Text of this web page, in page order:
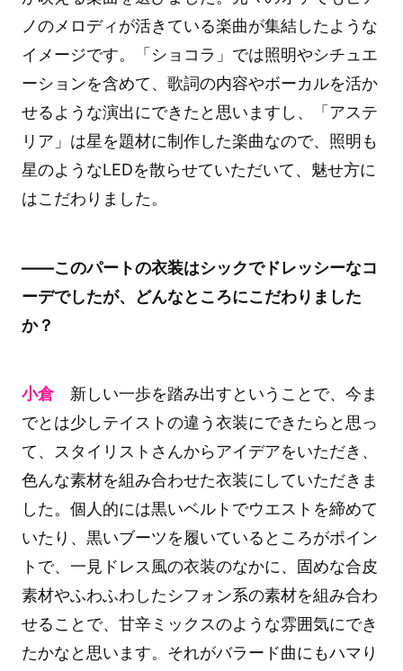
ノのメロディが活きている楽曲が集結したような
イメージです。「ショコラ」では照明やシチュエ
ーションを含めて、歌詞の内容やボーカルを活か
せるような演出にできたと思いますし、「アステ
リア」は星を題材に制作した楽曲なので、照明も
星のようなLEDを散らせていただいて、魅せ方に
はこだわりました。
――このパートの衣装はシックでドレッシーなコ
ーデでしたが、どんなところにこだわりました
か？
小倉新しい一歩を踏み出すということで、今ま
でとは少しテイストの違う衣装にできたらと思っ
て、スタイリストさんからアイデアをいただき、
色んな素材を組み合わせた衣装にしていただきま
した。個人的には黒いベルトでウエストを締めて
いたり、黒いブーツを履いているところがポイン
トで、一見ドレス風の衣装のなかに、固めな合皮
素材やふわふわしたシフォン系の素材を組み合わ
せることで、甘辛ミックスのような雰囲気にでき
たかなと思います。それがバラード曲にもハマり